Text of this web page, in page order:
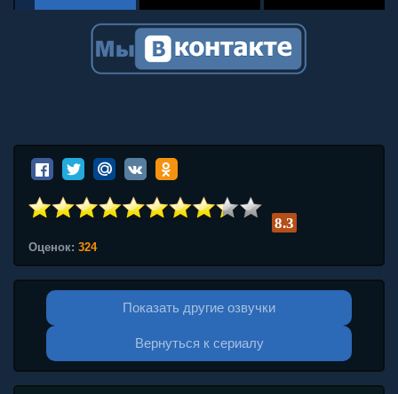
8.3
Оценок: 324
Показать другие озвучки
Вернуться к сериалу